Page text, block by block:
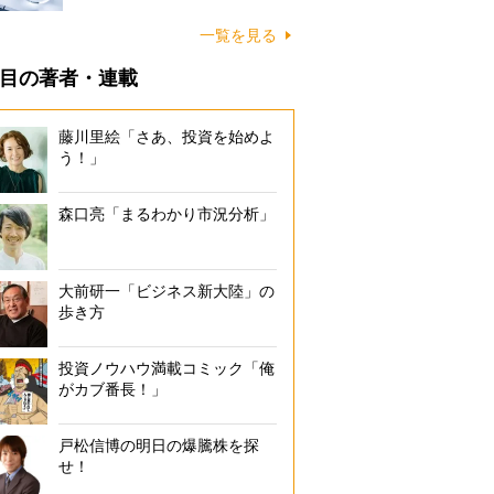
一覧を見る
の著者・連載
藤川里絵「さあ、投資を始めよ
う！」
森口亮「まるわかり市況分析」
大前研一「ビジネス新大陸」の
歩き方
投資ノウハウ満載コミック「俺
がカブ番長！」
戸松信博の明日の爆騰株を探
せ！